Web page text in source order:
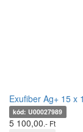
Exufiber Ag+ 15 x
kód: U00027989
5 100,00.- Ft